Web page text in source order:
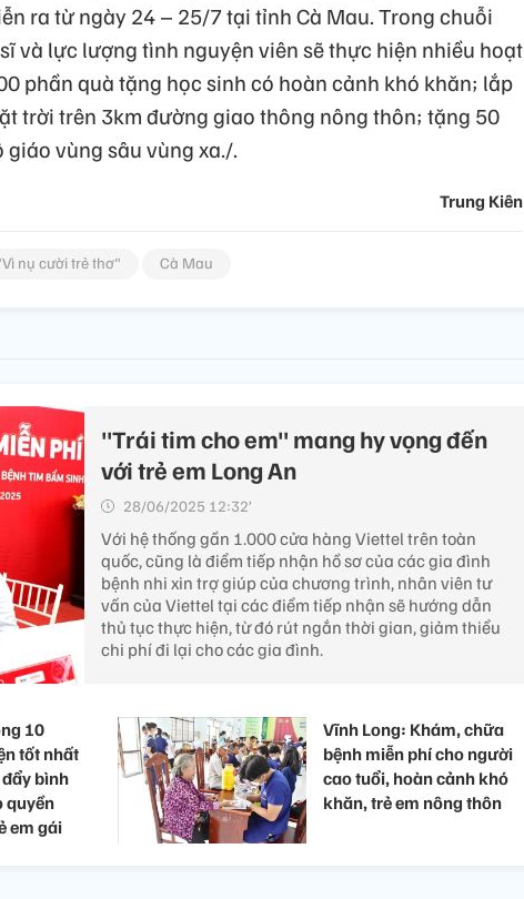
ra từ ngày 24 – 25/7 tại tỉnh Cà Mau. Trong chuỗi
và lực lượng tình nguyện viên sẽ thực hiện nhiều hoạt
phần quà tặng học sinh có hoàn cảnh khó khăn; lắp
trời trên 3km đường giao thông nông thôn; tặng 50
vùng sâu vùng xa./.
Trung Kiên
nụ cười trẻ thơ" Cà Mau
"Trái tim cho em" mang hy vọng đến
với trẻ em Long An
28/06/2025 12:32’
Với hệ thống gần 1.000 cửa hàng Viettel trên toàn
quốc, cũng là điểm tiếp nhận hồ sơ của các gia đình
bệnh nhi xin trợ giúp của chương trình, nhân viên tư
vấn của Viettel tại các điểm tiếp nhận sẽ hướng dẫn
thủ tục thực hiện, từ đó rút ngắn thời gian, giảm thiểu
chi phí đi lại cho các gia đình.
10
tốt nhất
bình
quyền
em gái
Vĩnh Long: Khám, chữa
bệnh miễn phí cho người
cao tuổi, hoàn cảnh khó
khăn, trẻ em nông thôn